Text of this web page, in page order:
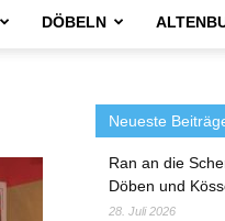
DÖBELN
Neueste
Ran an die
Döben und
28. Juli 2026